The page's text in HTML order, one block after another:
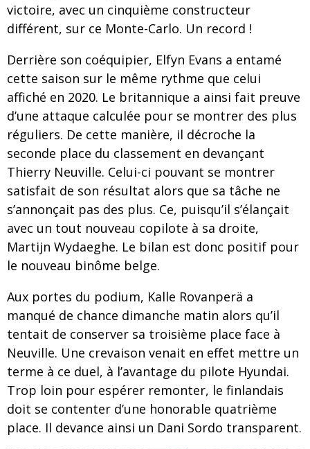
victoire, avec un cinquième constructeur
différent, sur ce Monte-Carlo. Un record !
Derrière son coéquipier, Elfyn Evans a entamé
cette saison sur le même rythme que celui
affiché en 2020. Le britannique a ainsi fait preuve
d’une attaque calculée pour se montrer des plus
réguliers. De cette manière, il décroche la
seconde place du classement en devançant
Thierry Neuville. Celui-ci pouvant se montrer
satisfait de son résultat alors que sa tâche ne
s’annonçait pas des plus. Ce, puisqu’il s’élançait
avec un tout nouveau copilote à sa droite,
Martijn Wydaeghe. Le bilan est donc positif pour
le nouveau binôme belge.
Aux portes du podium, Kalle Rovanperä a
manqué de chance dimanche matin alors qu’il
tentait de conserver sa troisième place face à
Neuville. Une crevaison venait en effet mettre un
terme à ce duel, à l’avantage du pilote Hyundai.
Trop loin pour espérer remonter, le finlandais
doit se contenter d’une honorable quatrième
place. Il devance ainsi un Dani Sordo transparent.